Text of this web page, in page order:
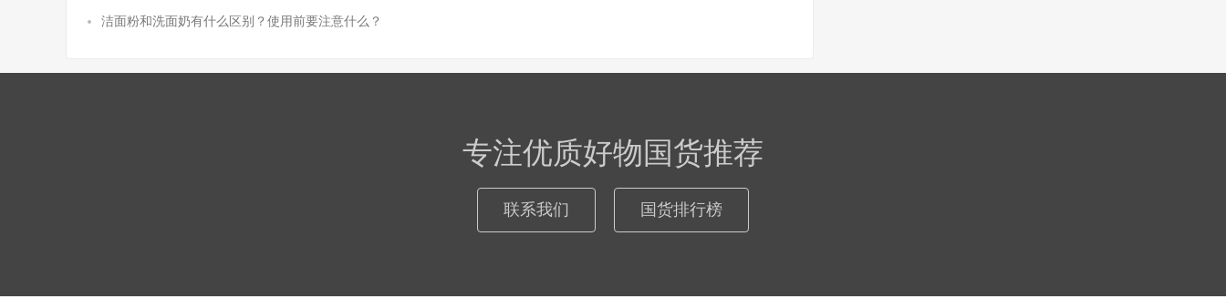
洁面粉和洗面奶有什么区别？使用前要注意什么？
专注优质好物国货推荐
联系我们 国货排行榜